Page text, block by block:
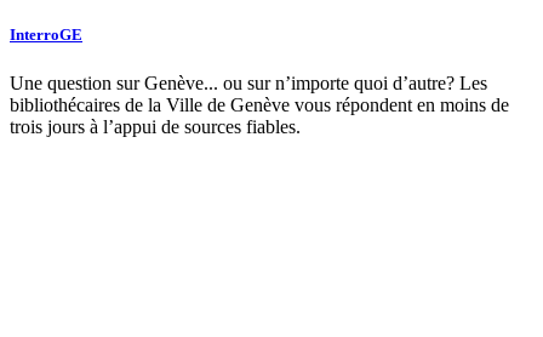
InterroGE
Une question sur Genève... ou sur n’importe quoi d’autre? Les
bibliothécaires de la Ville de Genève vous répondent en moins de
trois jours à l’appui de sources fiables.